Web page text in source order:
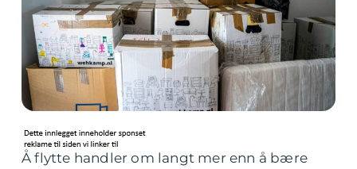
Å flytte handler om langt mer enn å bære